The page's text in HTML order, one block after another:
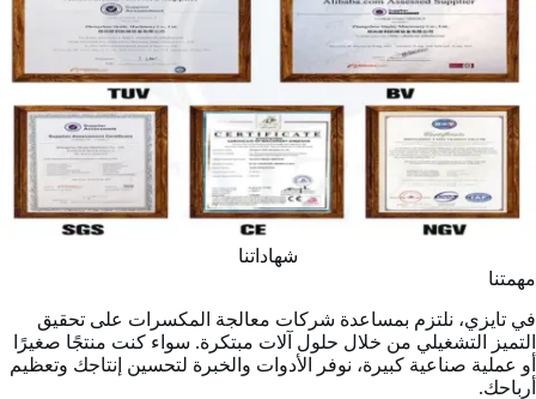
شهاداتنا
مهمتنا
في تايزي، نلتزم بمساعدة شركات معالجة المكسرات على تحقيق
التميز التشغيلي من خلال حلول آلات مبتكرة. سواء كنت منتجًا صغيرًا
أو عملية صناعية كبيرة، نوفر الأدوات والخبرة لتحسين إنتاجك وتعظيم
أرباحك.